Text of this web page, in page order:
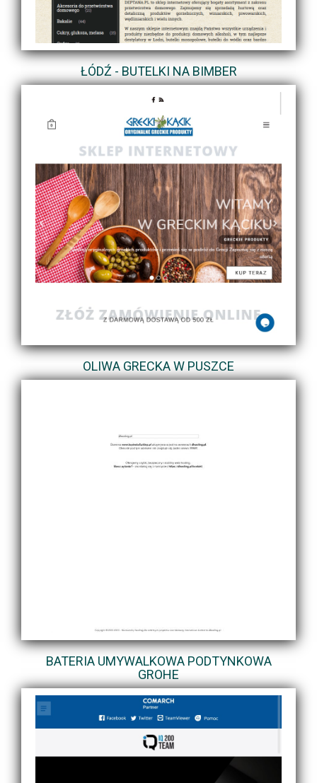
ŁÓDŹ - BUTELKI NA BIMBER
OLIWA GRECKA W PUSZCE
BATERIA UMYWALKOWA PODTYNKOWA
GROHE